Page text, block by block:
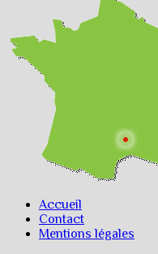
Accueil
Contact
Mentions légales